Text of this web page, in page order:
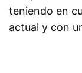
teniendo en
actual y con